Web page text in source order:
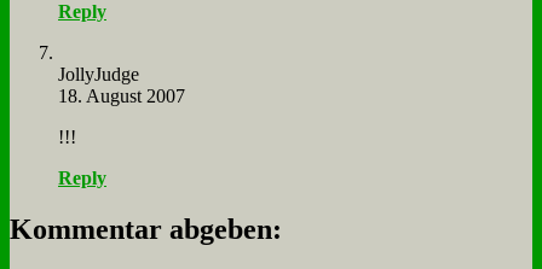
Reply
Jol­ly­Judge
18. August 2007
!!!
Reply
Kommentar abgeben: